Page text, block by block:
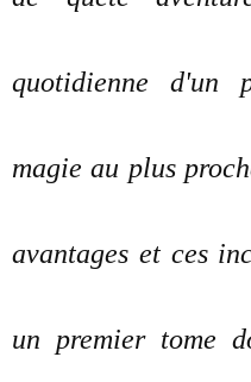
quotidienne d'un
magie au plus
avantages et ces
un premier tome